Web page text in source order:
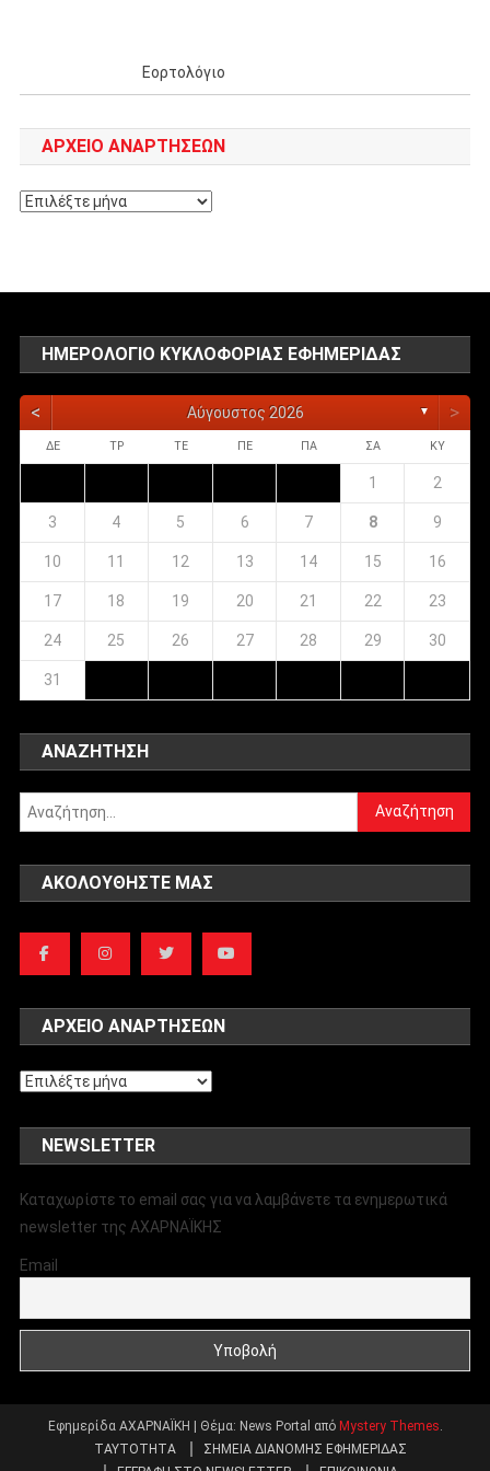
Εορτολόγιο
ΑΡΧΕΊΟ ΑΝΑΡΤΉΣΕΩΝ
Αρχείο
ΗΜΕΡΟΛΌΓΙΟ ΚΥΚΛΟΦΟΡΊΑΣ ΕΦΗΜΕΡΊΔΑΣ
< Αύγουστος 2026 ▼ >
ΔΕ ΤΡ ΤΕ ΠΕ ΠΑ ΣΑ ΚΥ
1 2
3 4 5 6 7 8 9
10 11 12 13 14 15 16
17 18 19 20 21 22 23
24 25 26 27 28 29 30
31
ΑΝΑΖΉΤΗΣΗ
Αναζήτηση
για:
ΑΚΟΛΟΥΘΉΣΤΕ ΜΑΣ
ΑΡΧΕΊΟ ΑΝΑΡΤΉΣΕΩΝ
Αρχείο
NEWSLETTER
Καταχωρίστε το email σας για να λαμβάνετε τα ενημερωτικά
newsletter της ΑΧΑΡΝΑΪΚΗΣ
Email
Εφημερίδα ΑΧΑΡΝΑΪΚΗ Θέμα: News Portal από Mystery Themes.
ΤΑΥΤΟΤΗΤΑ
ΣΗΜΕΙΑ ΔΙΑΝΟΜΗΣ ΕΦΗΜΕΡΙΔΑΣ